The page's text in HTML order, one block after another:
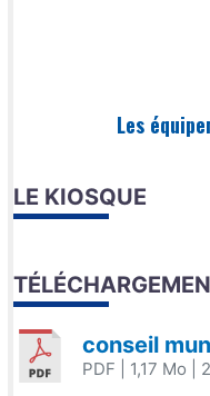
Les
LE KIOSQUE
conseil
PDF | 1,17 Mo |